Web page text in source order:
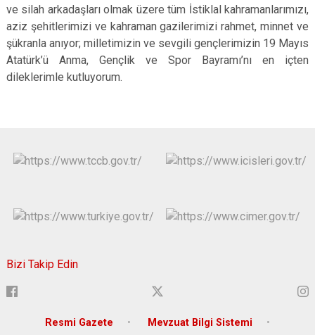
ve silah arkadaşları olmak üzere tüm İstiklal kahramanlarımızı,
aziz şehitlerimizi ve kahraman gazilerimizi rahmet, minnet ve
şükranla anıyor; milletimizin ve sevgili gençlerimizin 19 Mayıs
Atatürk’ü Anma, Gençlik ve Spor Bayramı’nı en içten
dileklerimle kutluyorum.
Bizi Takip Edin
Resmi Gazete Mevzuat Bilgi Sistemi